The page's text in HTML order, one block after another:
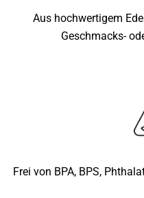
Aus hochwertigem
Geschmacks-
Frei von BPA, BPS,